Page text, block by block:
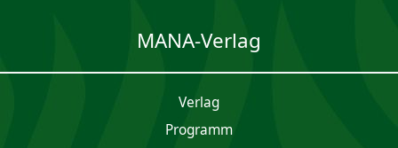
MANA-Verlag
Verlag
Programm